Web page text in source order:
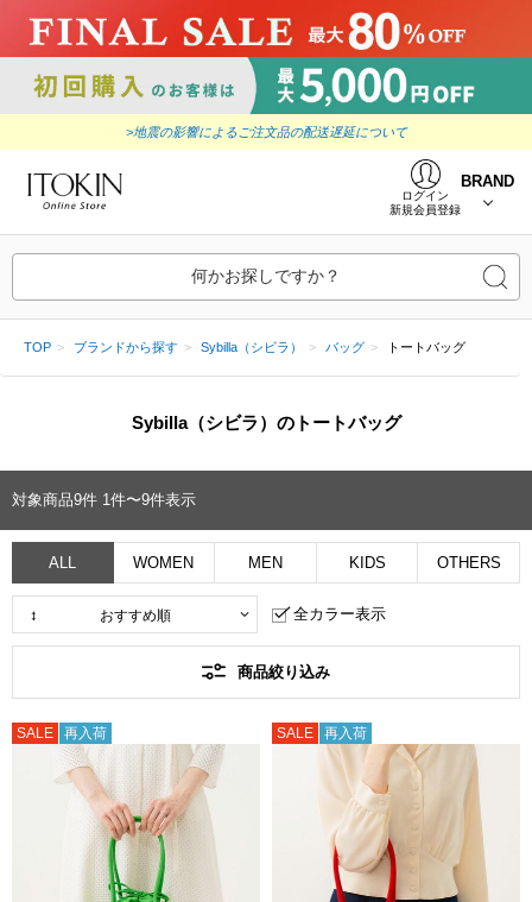
>地震の影響によるご注文品の配送遅延について
ログイン
新規会員登録
BRAND
何かお探しですか？
TOP ブランドから探す Sybilla（シビラ） バッグ トートバッグ
Sybilla（シビラ）のトートバッグ
対象商品9件 1件〜9件表示
ALL WOMEN MEN KIDS OTHERS
全カラー表示
商品絞り込み
SALE 再入荷 SALE 再入荷